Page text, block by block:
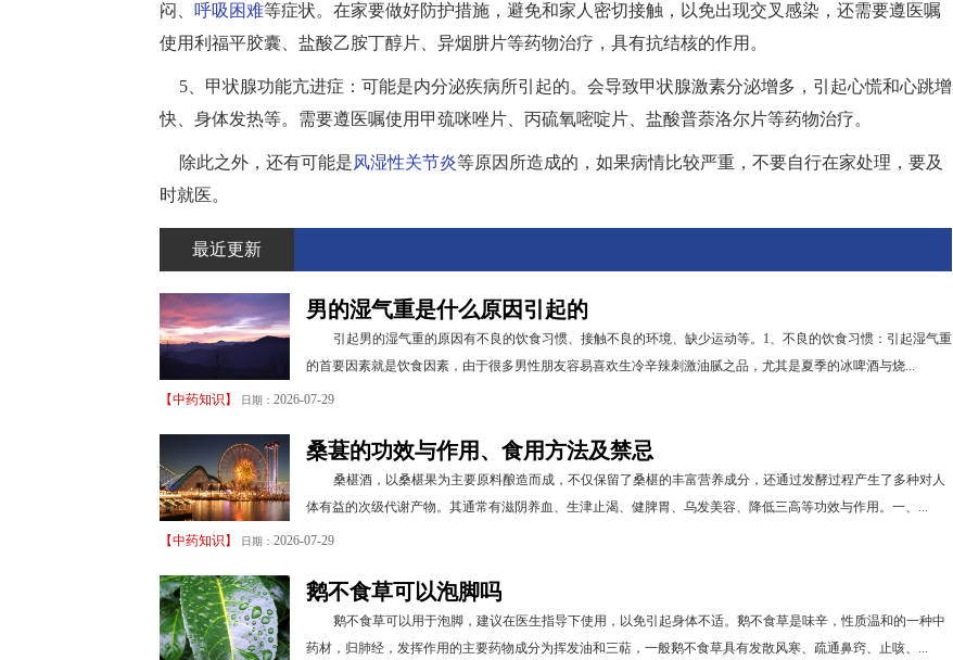
闷、 呼吸困难等症状。在家要做好防护措施，避免和家人密切接触，以免出现交叉感染，还需要遵医嘱
使用利福平胶囊、盐酸乙胺丁醇片、异烟肼片等药物治疗，具有抗结核的作用。
5、甲状腺功能亢进症：可能是内分泌疾病所引起的。会导致甲状腺激素分泌增多，引起心慌和心跳增
快、身体发热等。需要遵医嘱使用甲巯咪唑片、丙硫氧嘧啶片、盐酸普萘洛尔片等药物治疗。
除此之外，还有可能是风湿性关节炎等原因所造成的，如果病情比较严重，不要自行在家处理，要及
时就医。
最近更新
男的湿气重是什么原因引起的
引起男的湿气重的原因有不良的饮食习惯、接触不良的环境、缺少运动等。1、不良的饮食习惯：引起湿气重
的首要因素就是饮食因素，由于很多男性朋友容易喜欢生冷辛辣刺激油腻之品，尤其是夏季的冰啤酒与烧...
【中药知识 】 日期： 2026-07-29
桑葚的功效与作用、食用方法及禁忌
桑椹酒，以桑椹果为主要原料酿造而成，不仅保留了桑椹的丰富营养成分，还通过发酵过程产生了多种对人
体有益的次级代谢产物。其通常有滋阴养血、生津止渴、健脾胃、乌发美容、降低三高等功效与作用。一、...
【中药知识 】 日期： 2026-07-29
鹅不食草可以泡脚吗
鹅不食草可以用于泡脚，建议在医生指导下使用，以免引起身体不适。鹅不食草是味辛，性质温和的一种中
药材，归肺经，发挥作用的主要药物成分为挥发油和三萜，一般鹅不食草具有发散风寒、疏通鼻窍、止咳、...